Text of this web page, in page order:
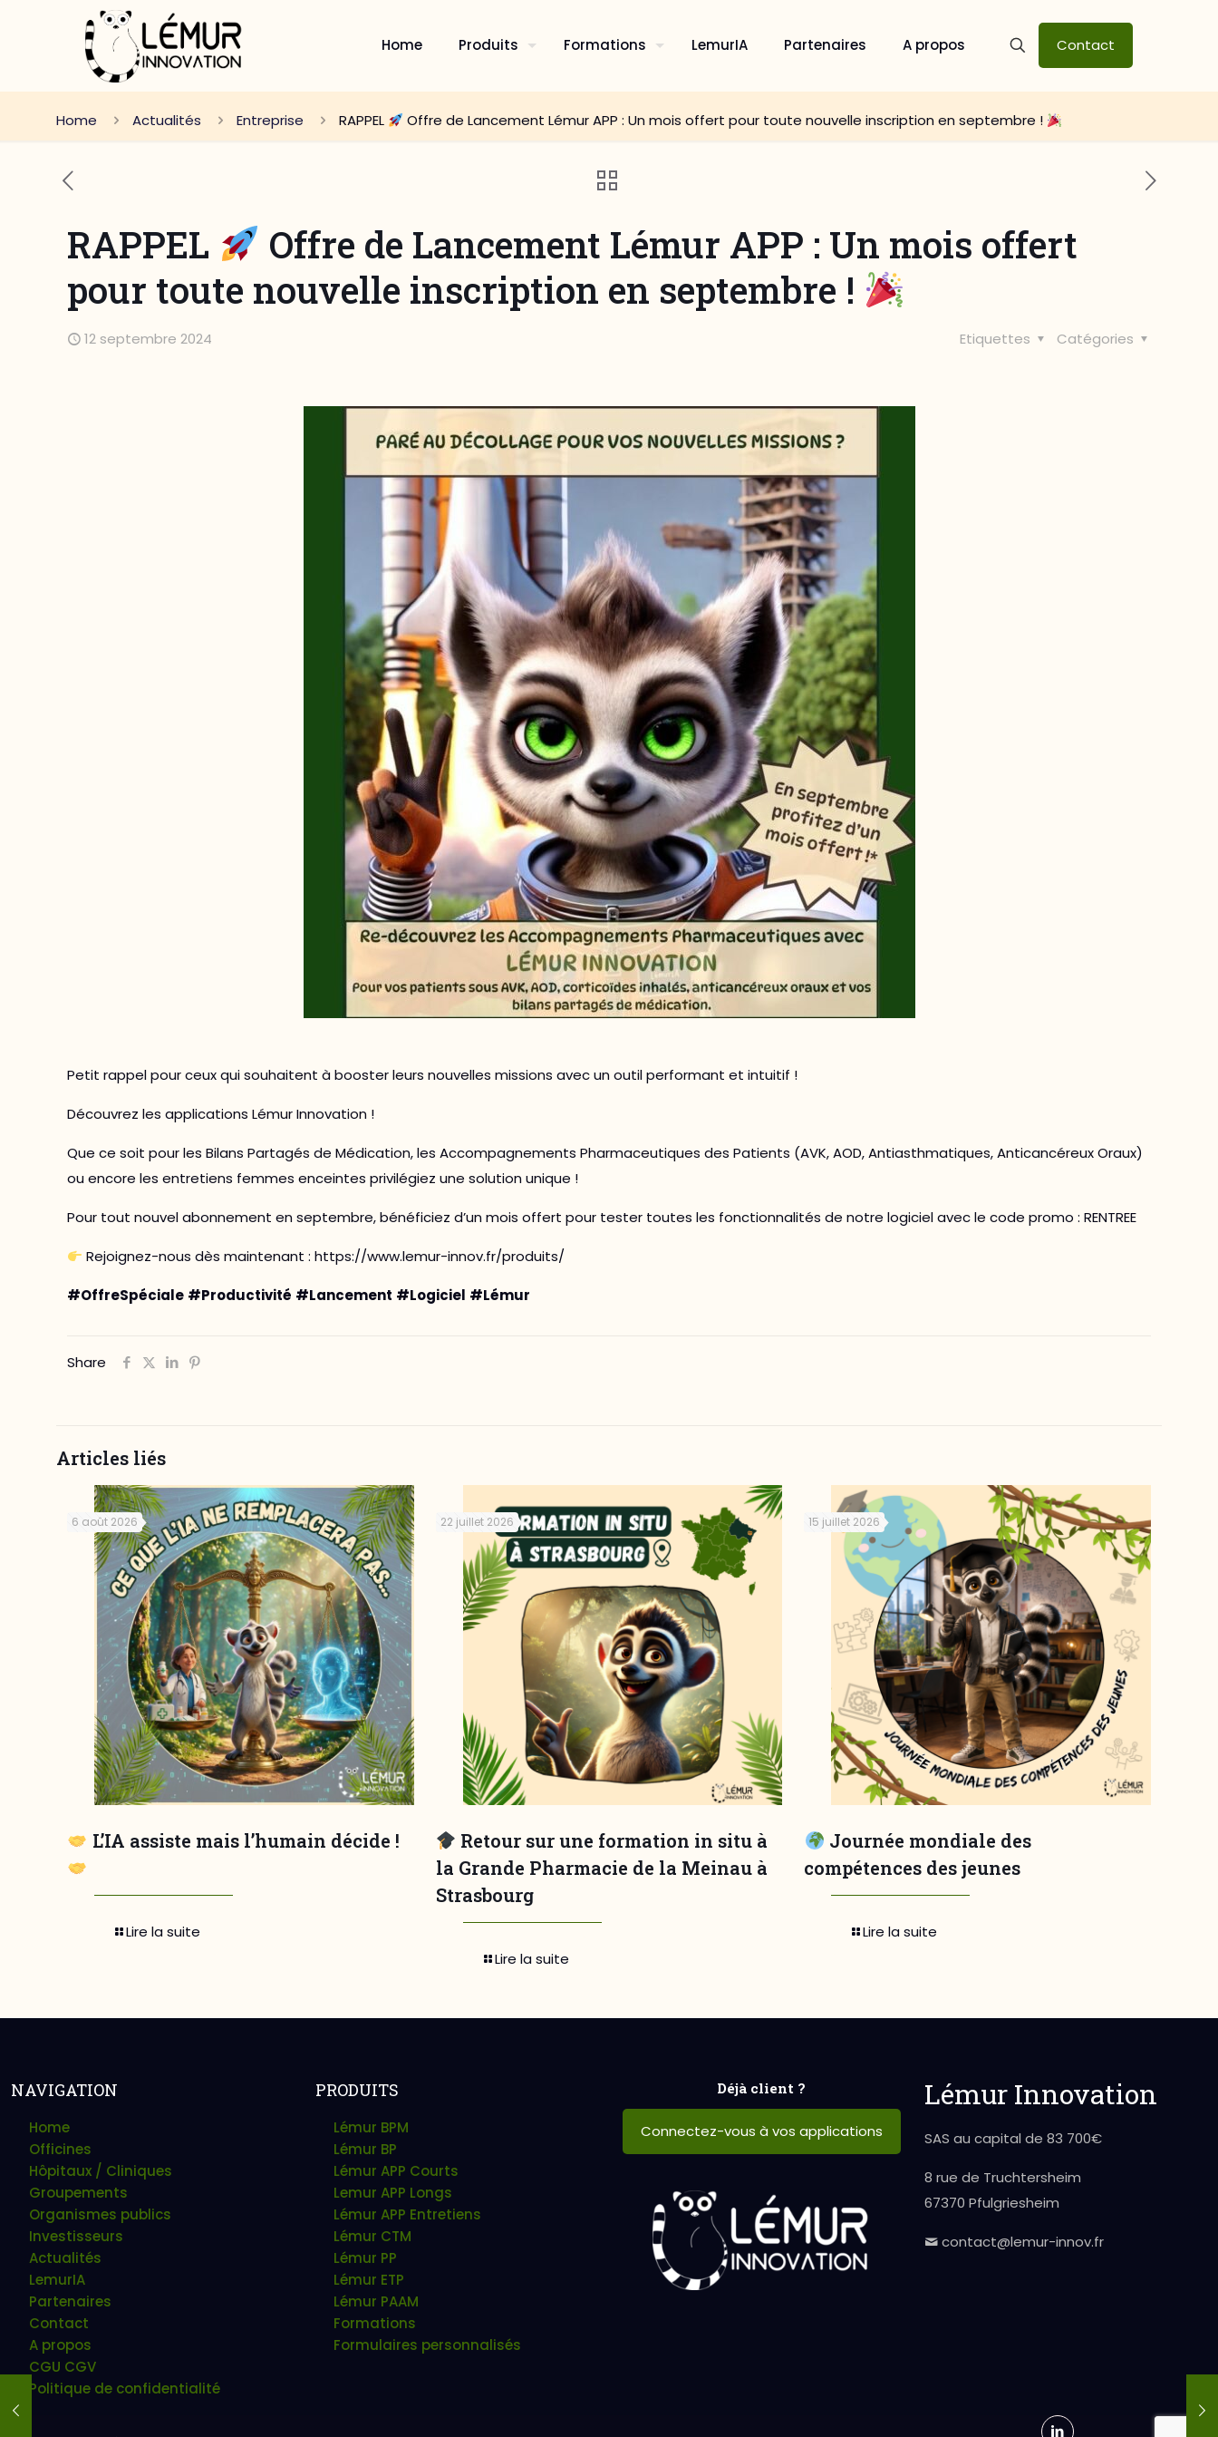
Home Produits Formations LemurIA Partenaires A propos Contact
Home Actualités Entreprise RAPPEL Offre de Lancement Lémur APP : Un mois offert pour toute nouvelle inscription en septembre !
RAPPEL
Offre de Lancement Lémur APP : Un mois offert
pour toute nouvelle inscription en septembre !
12 septembre 2024 Catégories
Etiquettes
Petit rappel pour ceux qui souhaitent à booster leurs nouvelles missions avec un outil performant et intuitif !
Découvrez les applications Lémur Innovation !
Que ce soit pour les Bilans Partagés de Médication, les Accompagnements Pharmaceutiques des Patients (AVK, AOD, Antiasthmatiques, Anticancéreux Oraux)
ou encore les entretiens femmes enceintes privilégiez une solution unique !
Pour tout nouvel abonnement en septembre, bénéficiez d’un mois offert pour tester toutes les fonctionnalités de notre logiciel avec le code promo : RENTREE
Rejoignez-nous dès maintenant : https://www.lemur-innov.fr/produits/
#OffreSpéciale #Productivité #Lancement #Logiciel #Lémur
Share
Articles liés
6 août 2026
L’IA assiste mais l’humain décide !
Lire la suite
22 juillet 2026
Retour sur une formation in situ à
la Grande Pharmacie de la Meinau à
Strasbourg
Lire la suite
15 juillet 2026
Journée mondiale des
compétences des jeunes
Lire la suite
NAVIGATION
Home
Officines
Hôpitaux / Cliniques
Groupements
Organismes publics
Investisseurs
Actualités
LemurIA
Partenaires
Contact
A propos
CGU CGV
Politique de confidentialité
PRODUITS
Lémur BPM
Lémur BP
Lémur APP Courts
Lemur APP Longs
Lémur APP Entretiens
Lémur CTM
Lémur PP
Lémur ETP
Lémur PAAM
Formations
Formulaires personnalisés
Déjà client ?
Connectez-vous à vos applications
Lémur Innovation
SAS au capital de 83 700€
8 rue de Truchtersheim
67370 Pfulgriesheim
contact@lemur-innov.fr